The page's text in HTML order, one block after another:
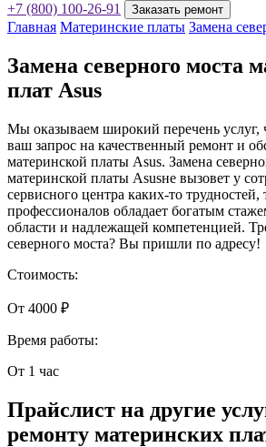
+7 (800) 100-26-91 Заказать ремонт
Главная Материнские платы Замена
Замена северного моста
плат Asus
Мы оказываем широкий перечень услуг,
ваш запрос на качественный ремонт и
материнской платы Asus. Замена
материнской платы Asusне вызовет у
сервисного центра каких-то
профессионалов обладает богатым
области и надлежащей компетенцией.
северного моста? Вы пришли по адресу!
Стоимость:
От 4000 ₽
Время работы:
От 1 час
Прайслист на другие
ремонту материнских